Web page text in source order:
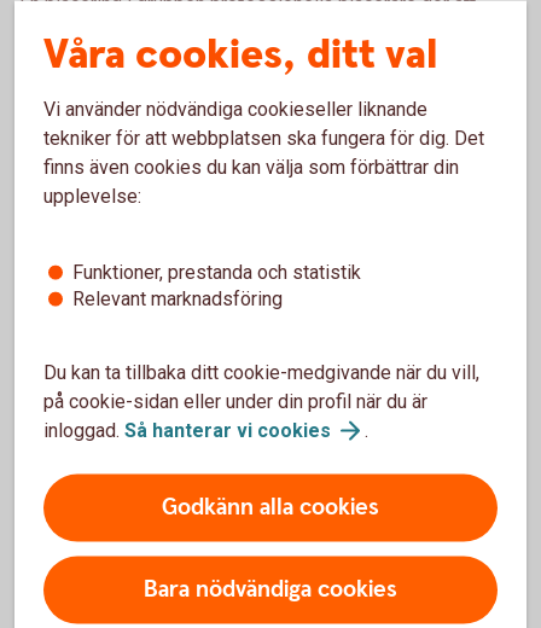
skyddsnivån minskar.
Professionell kund
Professionella kunder antas vara i stånd att fatta sina egna
investeringsbeslut och förstå riskerna med sina
kunna göra ett investeringsbeslut. Det innebär att den som
är professionell kund själv måste begära den information
investeringsrådgivning gör banken normalt inte någon
bedömning av kundens erfarenhet och kunskaper och inte
av kundens finansiella ställning. Vid portföljförvaltning sker
kunskaper. Vid andra typer av tjänster sker till skillnad från
vad som gäller beträffande icke professionella kunder -
ingen bedömning avseende om tjänsten är passande mot
bakgrund av kundens kunskaper och erfarenheter.
Professionella kunder kan på begäran och efter bankens
Våra cookies, ditt val
Vi använder nödvändiga cookieseller liknande
tekniker för att webbplatsen ska fungera för dig. Det
finns även cookies du kan välja som förbättrar din
upplevelse:
Funktioner, prestanda och statistik
Relevant marknadsföring
Du kan ta tillbaka ditt cookie-medgivande när du vill,
på cookie-sidan eller under din profil när du är
inloggad. Så hanterar vi cookies .
Godkänn alla cookies
Bara nödvändiga cookies